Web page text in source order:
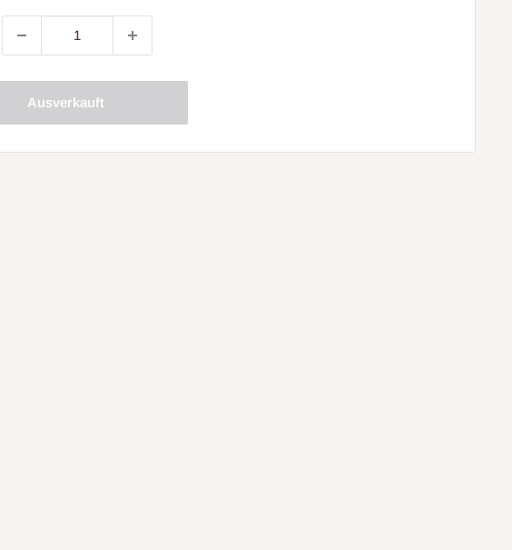
Ausverkauft